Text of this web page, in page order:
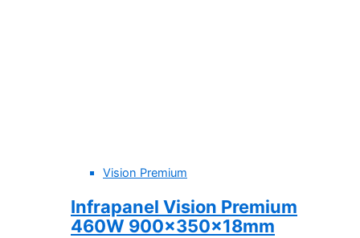
Vision Premium
Infrapanel Vision Premium
460W 900x350x18mm